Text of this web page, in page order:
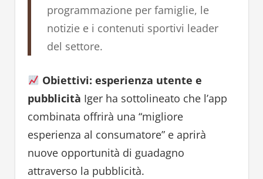
programmazione per famiglie, le
notizie e i contenuti sportivi leader
del settore.
Obiettivi: esperienza utente e
pubblicità Iger ha sottolineato che l’app
combinata offrirà una “migliore
esperienza al consumatore” e aprirà
nuove opportunità di guadagno
attraverso la pubblicità.